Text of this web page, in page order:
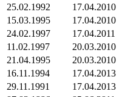
25.02.1992
17.04.2010
15.03.1995
17.04.2010
24.02.1997
17.04.2011
11.02.1997
20.03.2010
21.04.1995
20.03.2010
16.11.1994
17.04.2013
29.11.1991
17.04.2013